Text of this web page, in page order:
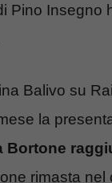
Pino Insegno
Balivo su
la
Bortone
rimasta